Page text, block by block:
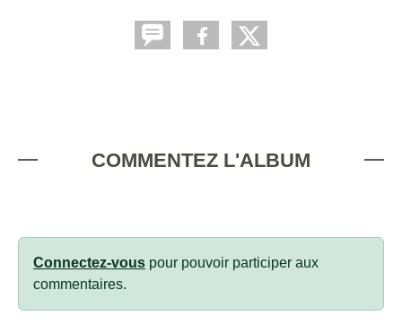
COMMENTEZ L'ALBUM
Connectez-vous pour pouvoir participer aux
commentaires.